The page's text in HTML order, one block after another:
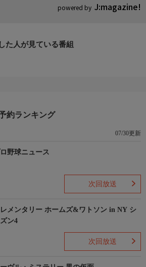
powered by J:magazine!
た人が見ている番組
約ランキング
07/30更新
野球ニュース
次回放送
メンタリー ホームズ&ワトソン in NY シ
ン4
次回放送